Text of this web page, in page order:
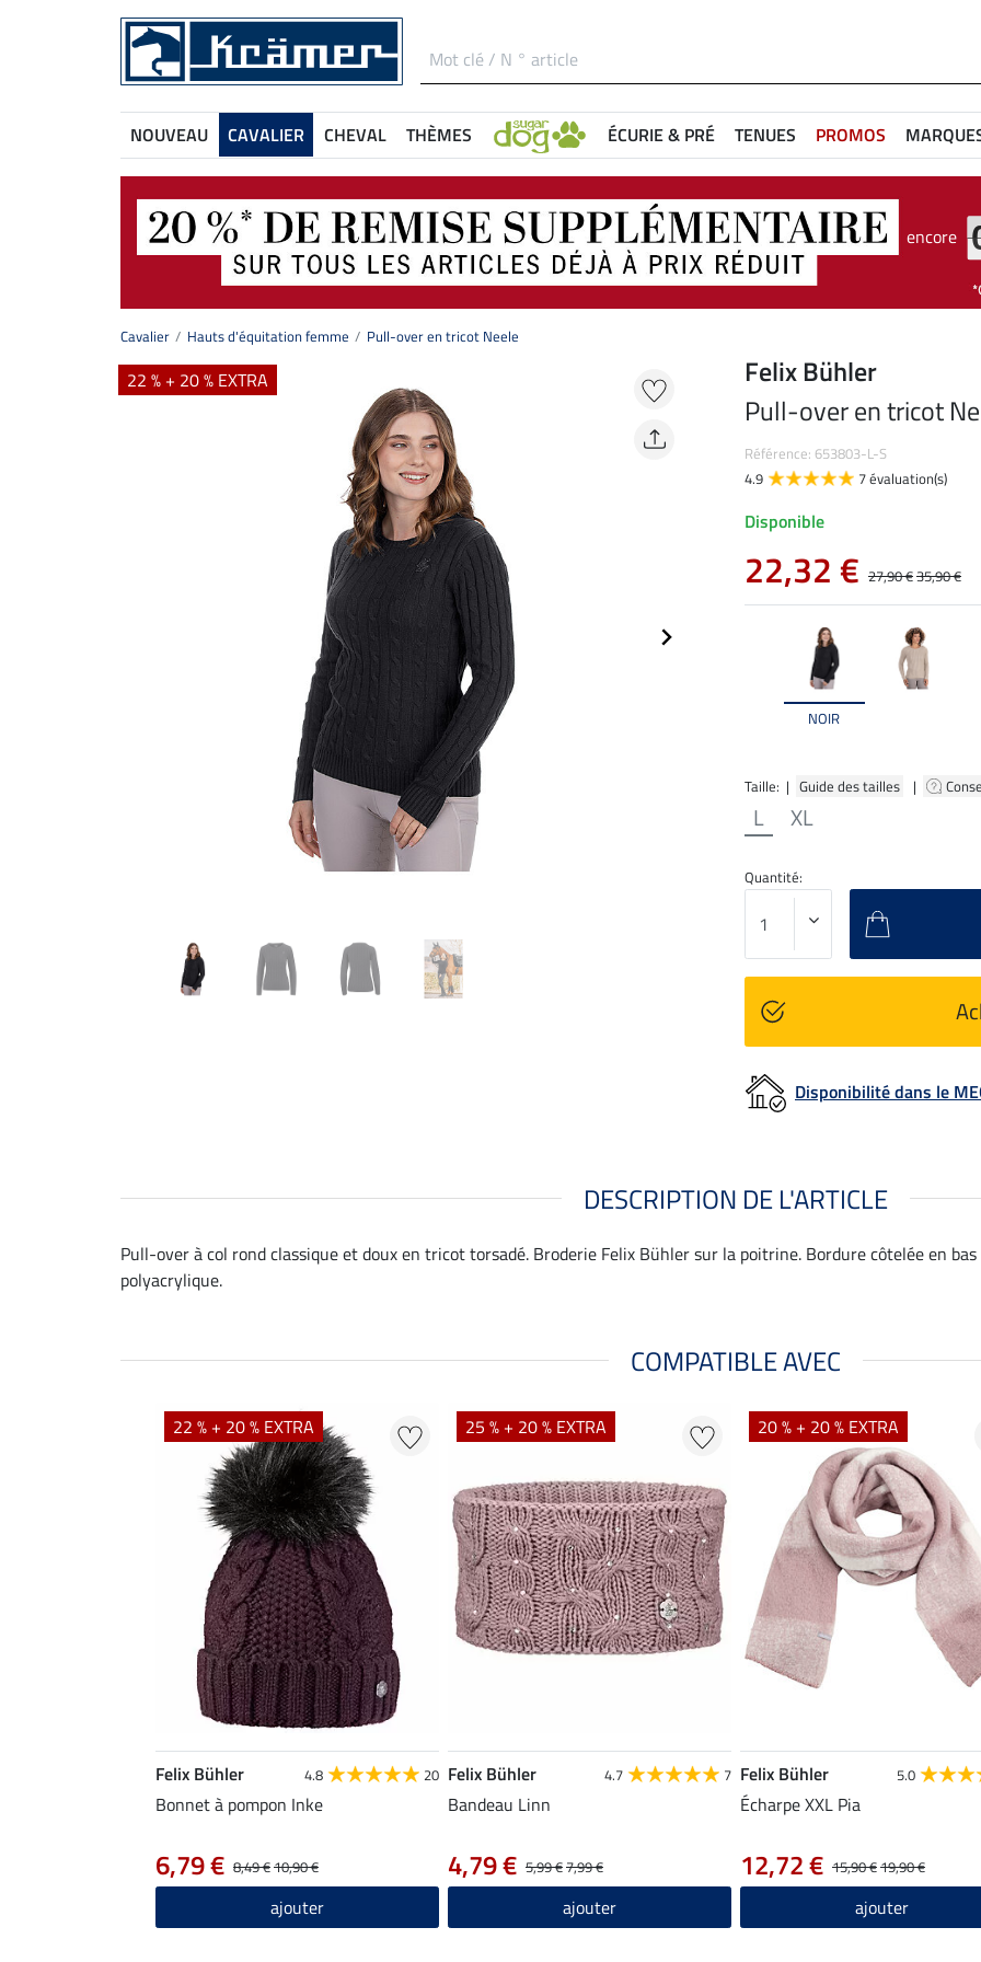
NOUVEAU CAVALIER CHEVAL THÈMES ÉCURIE & PRÉ TENUES PROMOS
encore
Cavalier Hauts d'équitation femme Pull-over en tricot Neele
22 % + 20 % EXTRA
NOIR
Taille: | Guide des tailles |
L XL
Felix Bühler
Pull-over en tricot
Référence: 653803-L-S
4.9
7 évaluation(s)
Disponible
22,32 € 27,90 €35,90 €
Quantité:
Disponibilité dans le
DESCRIPTION DE L'ARTICLE
Pull-over à col rond classique et doux en tricot torsadé. Broderie Felix Bühler sur la poitrine. Bordure côtelée en
polyacrylique.
COMPATIBLE AVEC
22 % + 20 % EXTRA
Felix Bühler 4.8 20
Bonnet à pompon Inke
8,49 €10,90 €
6,79 €
ajouter
25 % + 20 % EXTRA
Felix Bühler 4.7 7
Bandeau Linn
5,99 €7,99 €
4,79 €
ajouter
20 % + 20 % EXTRA
Felix Bühler 5.0
Écharpe XXL Pia
15,90 €19,90 €
12,72 €
ajouter